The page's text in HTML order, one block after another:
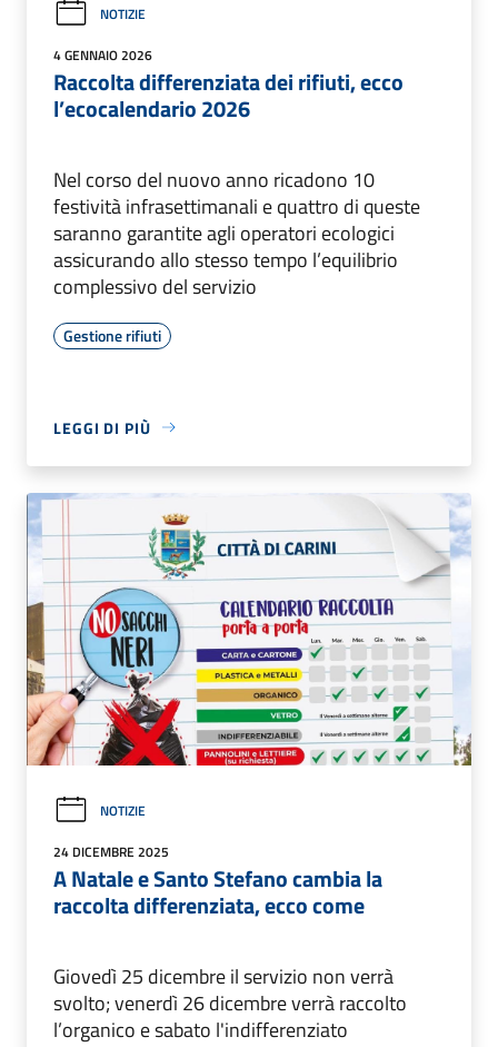
NOTIZIE
4 GENNAIO 2026
Raccolta differenziata dei rifiuti, ecco
l’ecocalendario 2026
Nel corso del nuovo anno ricadono 10
festività infrasettimanali e quattro di queste
saranno garantite agli operatori ecologici
assicurando allo stesso tempo l’equilibrio
complessivo del servizio
Gestione rifiuti
LEGGI DI PIÙ
NOTIZIE
24 DICEMBRE 2025
A Natale e Santo Stefano cambia la
raccolta differenziata, ecco come
Giovedì 25 dicembre il servizio non verrà
svolto; venerdì 26 dicembre verrà raccolto
l’organico e sabato l'indifferenziato